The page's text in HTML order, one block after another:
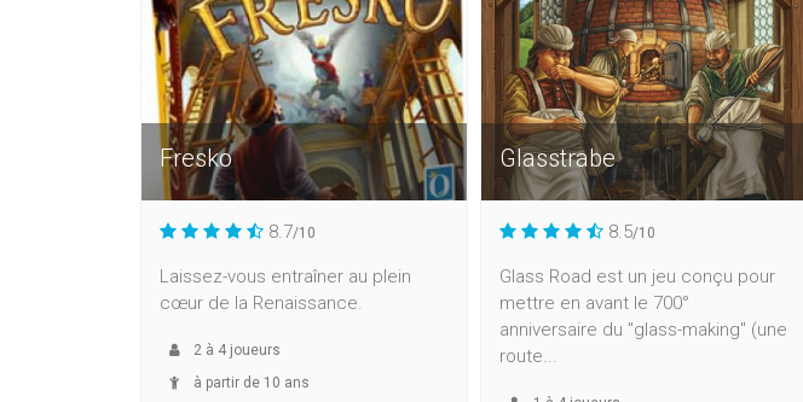
Fresko
8.7/10
Laissez-vous entraîner au plein
cœur de la Renaissance.
2 à 4 joueurs
à partir de 10 ans
Glasstrabe
8.5/10
Glass Road est un jeu conçu pour
mettre en avant le 700°
anniversaire du "glass-making" (une
route...